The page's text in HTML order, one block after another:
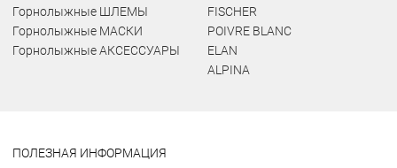
Горнолыжные ШЛЕМЫ
Горнолыжные МАСКИ
Горнолыжные АКСЕССУАРЫ
FISCHER
POIVRE BLANC
ELAN
ALPINA
ПОЛЕЗНАЯ ИНФОРМАЦИЯ